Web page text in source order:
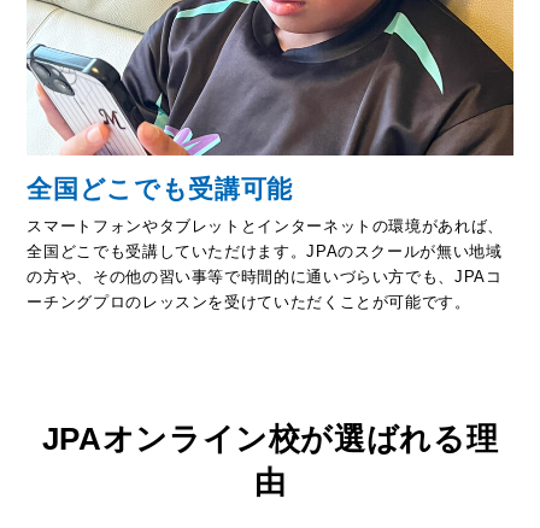
全国どこでも受講可能
スマートフォンやタブレットとインターネットの環境があれば、
全国どこでも受講していただけます。JPAのスクールが無い地域
の方や、その他の習い事等で時間的に通いづらい方でも、JPAコ
ーチングプロのレッスンを受けていただくことが可能です。
JPAオンライン校が選ばれる理
由